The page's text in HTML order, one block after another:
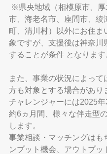
※県央地域（相模原市、厚
市、海老名市、座間市、綾
町、清川村）以外にお住ま
象ですが、支援後は神奈川
することが条件 となります
また、事業の状況によって
方も対象とする場合があり
チャレンジャーには2025
約6ヵ月間、様々な伴走型
します。
事業相談・マッチングはも
ンプット機会、アウトプッ